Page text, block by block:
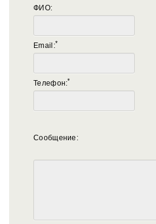
ФИО:
Email:*
Телефон:*
Сообщение: